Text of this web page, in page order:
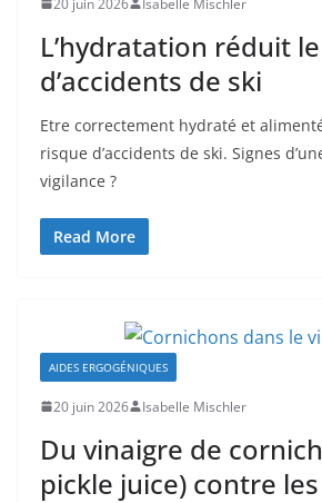
L’hydratation réduit
d’accidents de ski
Etre correctement hydraté et
risque d’accidents de ski. Signes
vigilance ?
Read More
AIDES ERGOGÉNIQUES
20 juin 2026 Isabelle Mischler
Du vinaigre de
pickle juice) contre